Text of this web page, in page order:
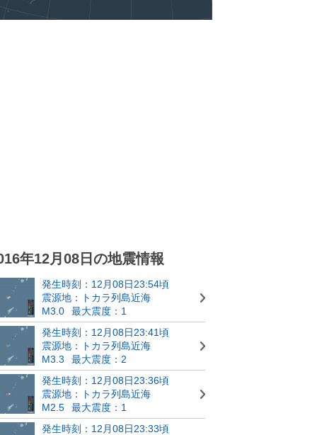
年12月08日の地震情報
発生時刻：12月08日23:54頃
震源地：トカラ列島近海
M3.0
最大震度：1
発生時刻：12月08日23:41頃
震源地：トカラ列島近海
M3.3
最大震度：2
発生時刻：12月08日23:36頃
震源地：トカラ列島近海
M2.5
最大震度：1
発生時刻：12月08日23:33頃